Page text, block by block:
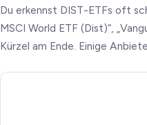
Du erkennst DIST-ETFs oft
MSCI World ETF (Dist)“,
Kürzel am Ende. Einige